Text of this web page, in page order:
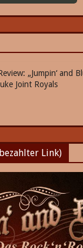
„Jumpin‘ and
Joint Royals
Link)